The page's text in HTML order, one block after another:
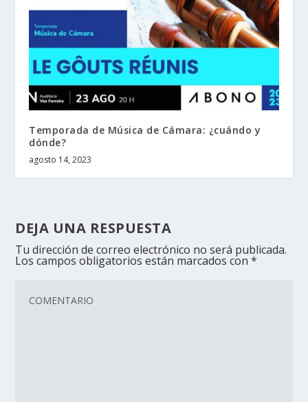
Temporada de Música de Cámara: ¿cuándo y
dónde?
agosto 14, 2023
DEJA UNA RESPUESTA
Tu dirección de correo electrónico no será publicada.
Los campos obligatorios están marcados con*